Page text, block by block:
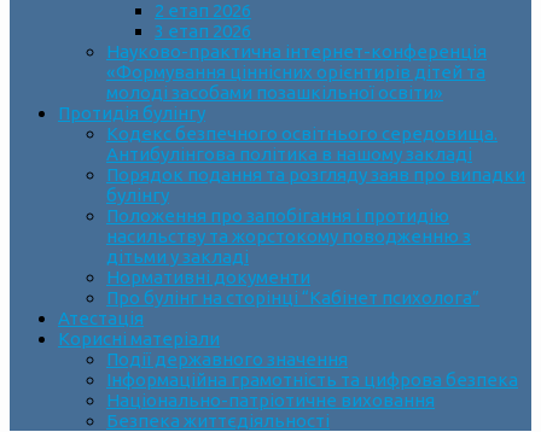
2 етап 2026
3 етап 2026
Науково-практична інтернет-конференція
«Формування ціннісних орієнтирів дітей та
молоді засобами позашкільної освіти»
Протидія булінгу
Кодекс безпечного освітнього середовища.
Антибулінгова політика в нашому закладі
Порядок подання та розгляду заяв про випадки
булінгу
Положення про запобігання і протидію
насильству та жорстокому поводженню з
дітьми у закладі
Нормативні документи
Про булінг на сторінці “Кабінет психолога”
Атестація
Корисні матеріали
Події державного значення
Інформаційна грамотність та цифрова безпека
Національно-патріотичне виховання
Безпека життєдіяльності